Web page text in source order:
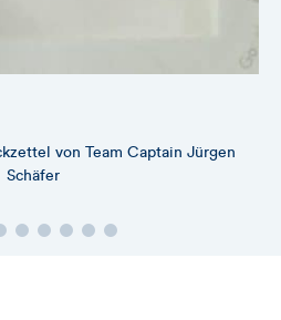
von Team Captain Jürgen
Schäfer